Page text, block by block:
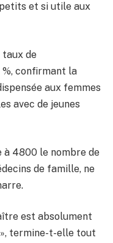
et si utile aux
taux de
confirmant la
aux femmes
avec de jeunes
à 4800 le nombre de
de famille, ne
est absolument
termine-t-elle tout